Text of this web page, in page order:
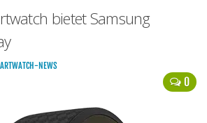
bietet Samsung
0
NEWS